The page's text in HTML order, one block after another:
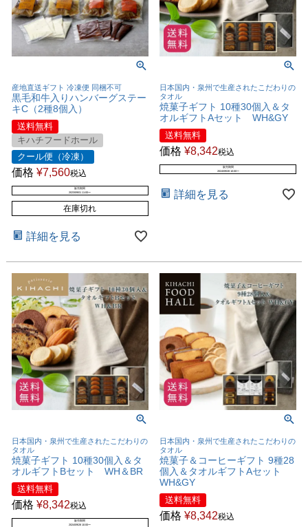
産地直送ギフト 冷凍便 同梱不可
黒毛和牛入りハンバーグステー
キC（2種8個入）
送料無料
キハチフードホール
クール便（冷凍）
価格 ¥7,560税込
販売期間
2023/09/01 11:00〜
在庫切れ
詳細を見る
日本国内・泉州で生産されたこだわりの
タオル
焼菓子ギフト 10種30個入＆タ
オルギフトAセット WH&GY
送料無料
価格 ¥8,342税込
販売期間
2024/09/28 10:00〜
詳細を見る
日本国内・泉州で生産されたこだわりの
タオル
焼菓子ギフト 10種30個入＆タ
オルギフトBセット WH＆BR
送料無料
価格 ¥8,342税込
販売期間
2024/09/28 10:00〜
日本国内・泉州で生産されたこだわりの
タオル
焼菓子＆コーヒーギフト 9種28
個入＆タオルギフトAセット
WH&GY
送料無料
価格 ¥8,342税込